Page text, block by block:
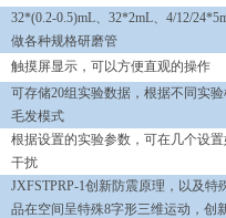
32*(0.2-0.5)mL、32*2mL、4/12/
做各种规格研磨管
触摸屏显示，可以方便直观的操作
可存储20组实验数据，根据不同实
毛发模式
根据设置的实验参数，可在几个设
干扰
JXFSTPRP-1创新防震原理，以及
品在空间呈特殊8字形三维运动，创